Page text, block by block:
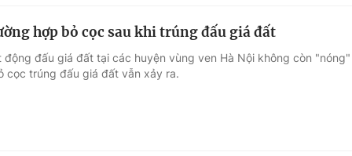
hợp bỏ cọc sau khi trúng đấu giá đất
động đấu giá đất tại các huyện vùng ven Hà Nội không còn "nóng"
cọc trúng đấu giá đất vẫn xảy ra.